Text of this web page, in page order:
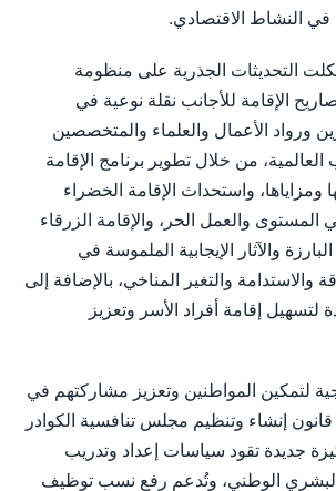
في النشاط الاقتصادي.
التحديثات الجذرية على منظومة
الإقامة للأجانب نقلة نوعية في
ورواد الأعمال والعلماء والمتخصصين
من خلال تطوير برنامج الإقامة
ومزاياها، واستحداث الإقامة الخضراء
المستوى والعمل الحر، والإقامة الزرقاء
والآثار الإيجابية الملموسة في
والاستدامة والتغير المناخي، بالإضافة إلى
لتسهيل إقامة أفراد الأسر وتعزيز
لتمكين المواطنين وتعزيز مشاركتهم في
إنشاء وتنظيم مجلس تنافسية الكوادر
جديدة تقود سياسات إعداد وتدريب
الوطني، وتُدعم رفع نسب توظيف